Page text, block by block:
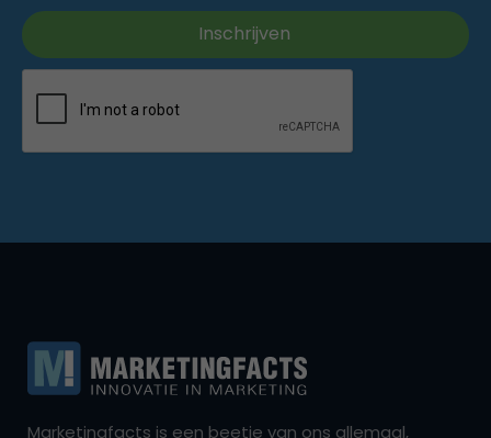
Marketingfacts is een beetje van ons allemaal,